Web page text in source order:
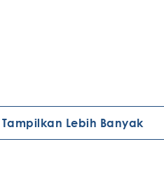
Tampilkan Lebih Banyak